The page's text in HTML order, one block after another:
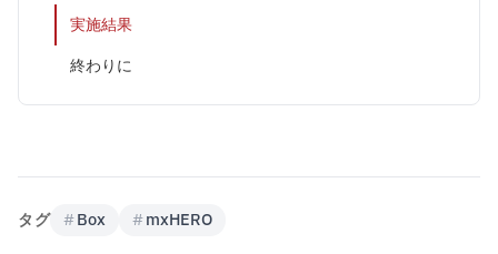
実施結果
終わりに
タグ #Box #mxHERO